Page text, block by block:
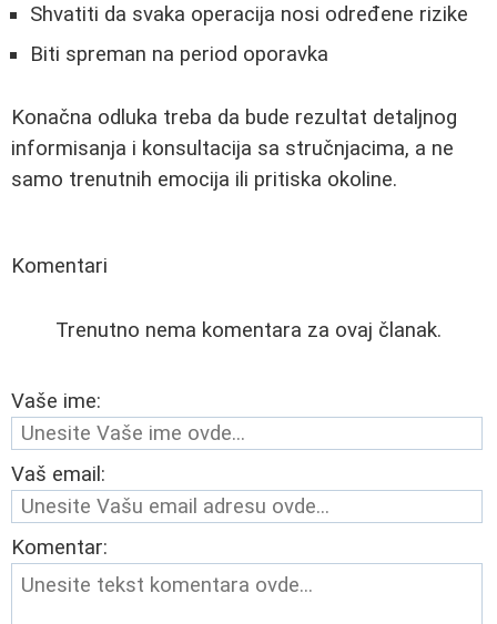
Shvatiti da svaka operacija nosi određene rizike
Biti spreman na period oporavka
Konačna odluka treba da bude rezultat detaljnog
informisanja i konsultacija sa stručnjacima, a ne
samo trenutnih emocija ili pritiska okoline.
Komentari
Trenutno nema komentara za ovaj članak.
Vaše ime:
Vaš email:
Komentar: